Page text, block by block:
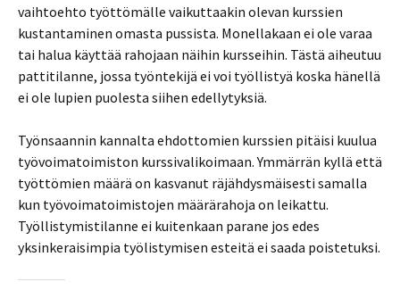
vaihtoehto työttömälle vaikuttaakin olevan kurssien
kustantaminen omasta pussista. Monellakaan ei ole varaa
tai halua käyttää rahojaan näihin kursseihin. Tästä aiheutuu
pattitilanne, jossa työntekijä ei voi työllistyä koska hänellä
ei ole lupien puolesta siihen edellytyksiä.
Työnsaannin kannalta ehdottomien kurssien pitäisi kuulua
työvoimatoimiston kurssivalikoimaan. Ymmärrän kyllä että
työttömien määrä on kasvanut räjähdysmäisesti samalla
kun työvoimatoimistojen määrärahoja on leikattu.
Työllistymistilanne ei kuitenkaan parane jos edes
yksinkeraisimpia työlistymisen esteitä ei saada poistetuksi.